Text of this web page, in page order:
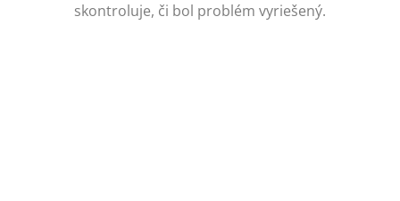
skontroluje, či bol problém vyriešený.